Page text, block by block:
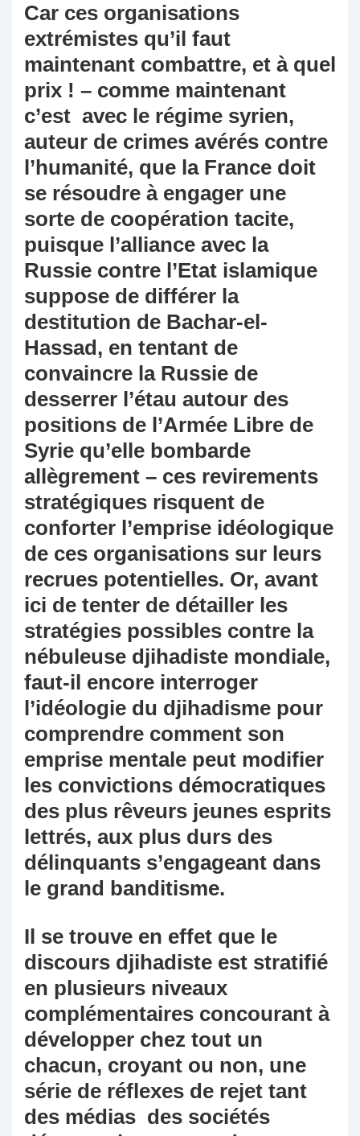
Car ces organisations
extrémistes qu’il faut
maintenant combattre, et à quel
prix ! – comme maintenant
c’est avec le régime syrien,
auteur de crimes avérés contre
l’humanité, que la France doit
se résoudre à engager une
sorte de coopération tacite,
puisque l’alliance avec la
Russie contre l’Etat islamique
suppose de différer la
destitution de Bachar-el-
Hassad, en tentant de
convaincre la Russie de
desserrer l’étau autour des
positions de l’Armée Libre de
Syrie qu’elle bombarde
allègrement – ces revirements
stratégiques risquent de
conforter l’emprise idéologique
de ces organisations sur leurs
recrues potentielles. Or, avant
ici de tenter de détailler les
stratégies possibles contre la
nébuleuse djihadiste mondiale,
faut-il encore interroger
l’idéologie du djihadisme pour
comprendre comment son
emprise mentale peut modifier
les convictions démocratiques
des plus rêveurs jeunes esprits
lettrés, aux plus durs des
délinquants s’engageant dans
le grand banditisme.
Il se trouve en effet que le
discours djihadiste est stratifié
en plusieurs niveaux
complémentaires concourant à
développer chez tout un
chacun, croyant ou non, une
série de réflexes de rejet tant
des médias des sociétés